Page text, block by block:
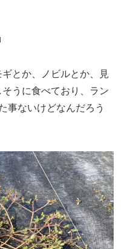
とか、ノビルとか、見
うに食べており、ラン
事ないけどなんだろう